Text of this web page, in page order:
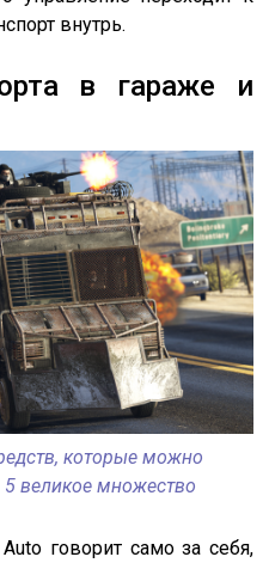
внутрь.
в гараже и
которые можно
5 великое множество
говорит само за себя,